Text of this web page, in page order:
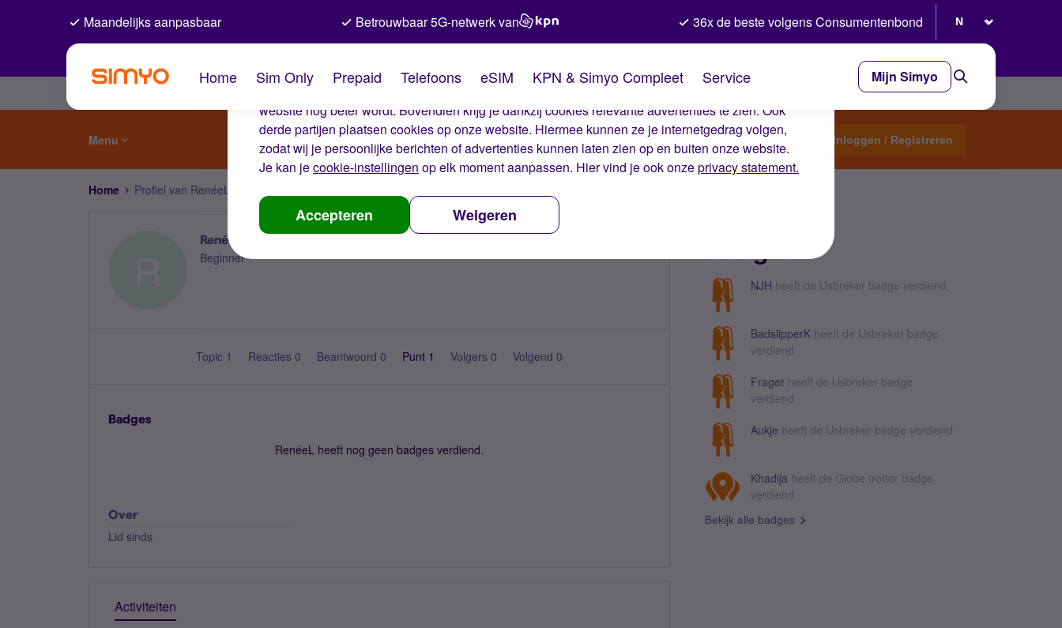
De cookies van Simyo
Wij gebruiken cookies op onze website. Met deze cookies zorgen wij ervoor dat je ervaring op de
website nog beter wordt. Bovendien krijg je dankzij cookies relevante advertenties te zien. Ook
derde partijen plaatsen cookies op onze website. Hiermee kunnen ze je internetgedrag volgen,
zodat wij je persoonlijke berichten of advertenties kunnen laten zien op en buiten onze website.
Je kan jecookie-instellingen op elk moment aanpassen. Hier vind je ook onzeprivacy statement.
Accepteren Weigeren
Maandelijks aanpasbaar Betrouwbaar 5G-netwerk van 36x de beste volgens Consumentenbond
Home Sim Only Prepaid Telefoons eSIM KPN & Simyo Compleet Service Mijn Simyo
Menu Start een topic Inloggen / Registreren
Home Profiel van RenéeL
RenéeL
Beginner
Topic 1 Reacties 0 Beantwoord 0 Punt 1 Volgers 0 Volgend 0
Badges
RenéeL heeft nog geen badges verdiend.
Over
Lid sinds
Activiteiten
NJH heeft de IJsbreker badge verdiend
BadslipperK heeft de IJsbreker badge
verdiend
Frager heeft de IJsbreker badge
verdiend
Aukje heeft de IJsbreker badge verdiend
Khadija heeft de Globe trotter badge
verdiend
Bekijk alle badges